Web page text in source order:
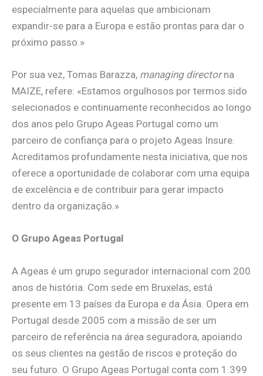
especialmente para aquelas que ambicionam
expandir-se para a Europa e estão prontas para dar o
próximo passo.»
Por sua vez, Tomas Barazza, managing directorna
MAIZE, refere: «Estamos orgulhosos por termos sido
selecionados e continuamente reconhecidos ao longo
dos anos pelo Grupo Ageas Portugal como um
parceiro de confiança para o projeto Ageas Insure.
Acreditamos profundamente nesta iniciativa, que nos
oferece a oportunidade de colaborar com uma equipa
de excelência e de contribuir para gerar impacto
dentro da organização.»
O Grupo Ageas Portugal
A Ageas é um grupo segurador internacional com 200
anos de história. Com sede em Bruxelas, está
presente em 13 países da Europa e da Ásia. Opera em
Portugal desde 2005 com a missão de ser um
parceiro de referência na área seguradora, apoiando
os seus clientes na gestão de riscos e proteção do
seu futuro. O Grupo Ageas Portugal conta com 1.399